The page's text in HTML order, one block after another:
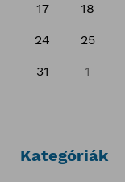
17 18
24 25
31 1
Kategóriák